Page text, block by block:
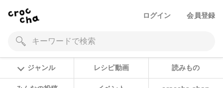
ログイン 会員登録
ジャンル レシピ動画 読みもの